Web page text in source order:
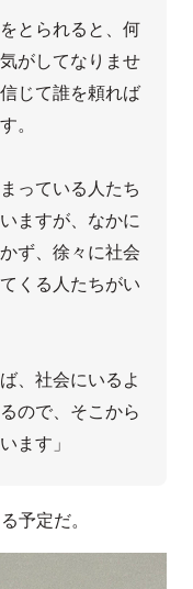
とられると、何
がしてなりませ
じて誰を頼れば
。
っている人たち
ますが、なかに
ず、徐々に社会
くる人たちがい
、社会にいるよ
ので、そこから
予定だ。